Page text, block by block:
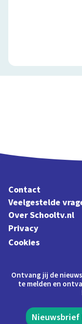
Contact
Veelgestelde
Over Schooltv.nl
Privacy
Cookies
Ontvang jij de
te melden en
Nieuwsbrief